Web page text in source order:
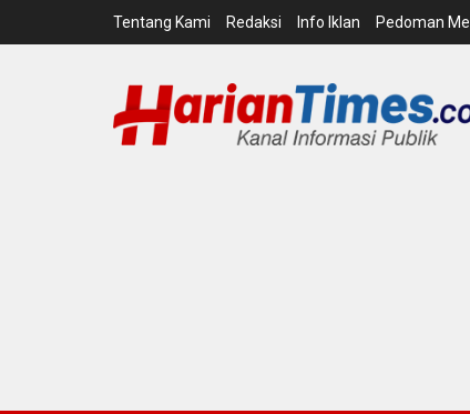
Tentang Kami Redaksi Info Iklan Pedoman